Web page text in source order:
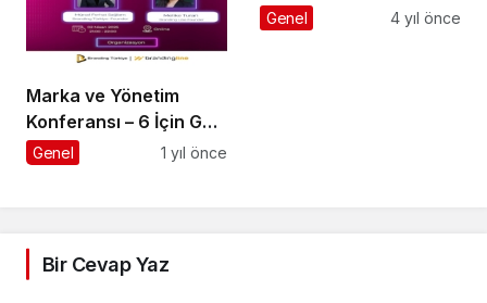
Marka ve Yönetim
Konferansı – 6 İçin Geri
Sayım!
Genel 1 yıl önce
Genel 4 yıl önce
Bir Cevap Yaz